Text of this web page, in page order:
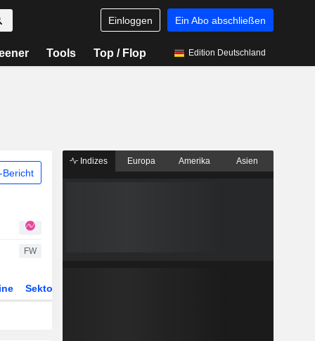
Einloggen Ein Abo abschließen
Tools Top / Flop Edition Deutschland
Bericht
FW
Sektor
Indizes Europa Amerika Asien